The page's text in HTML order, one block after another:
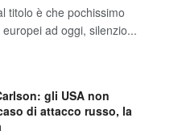
titolo è che pochissimo
ad oggi, silenzio...
gli USA non
di attacco russo, la